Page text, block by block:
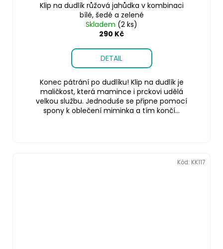
Klip na dudlík růžová jahůdka v kombinaci
bílé, šedé a zelené
Skladem (2 ks)
290 Kč
DETAIL
Konec pátrání po dudlíku! Klip na dudlík je
maličkost, která mamince i prckovi udělá
velkou službu. Jednoduše se připne pomocí
spony k oblečení miminka a tím končí...
Kód: KK117